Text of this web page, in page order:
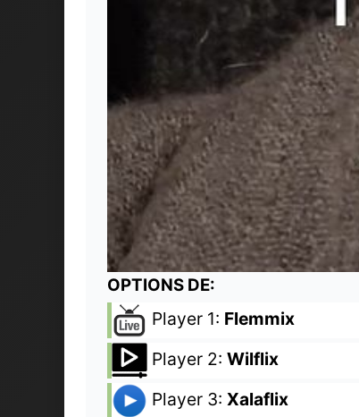
OPTIONS DE:
Player 1: Flemmix
Player 2: Wilflix
Player 3: Xalaflix